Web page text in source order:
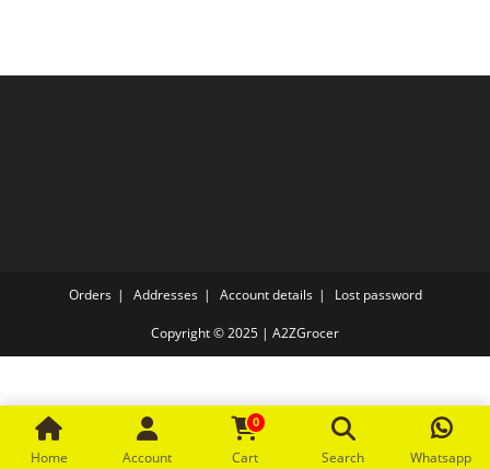
Orders Addresses Account details Lost password
Copyright © 2025 | A2ZGrocer
Home Account
0
Cart Search Whatsapp